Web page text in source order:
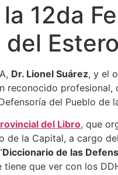
12da
Estero
Dr. Lionel Suárez, y el
reconocido profesional,
del Pueblo de
del Libro, que
de la Capital, a cargo
Diccionario de las
que ver con los